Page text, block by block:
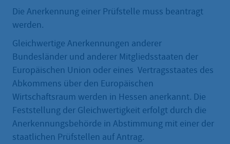
Die Anerkennung einer Prüfstelle muss beantragt
werden.
Gleichwertige Anerkennungen anderer
Bundesländer und anderer Mitgliedsstaaten der
Europäischen Union oder eines Vertragsstaates des
Abkommens über den Europäischen
Wirtschaftsraum werden in Hessen anerkannt. Die
Feststellung der Gleichwertigkeit erfolgt durch die
Anerkennungsbehörde in Abstimmung mit einer der
staatlichen Prüfstellen auf Antrag.